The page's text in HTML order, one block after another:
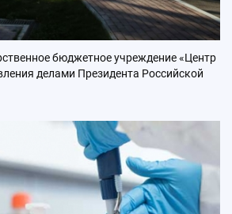
бюджетное учреждение «Центр
делами Президента Российской